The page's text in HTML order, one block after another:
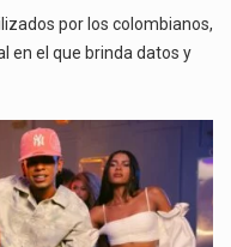
por los colombianos,
en el que brinda datos y